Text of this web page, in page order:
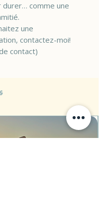
durer… comme une
une
contactez-moi!
contact)